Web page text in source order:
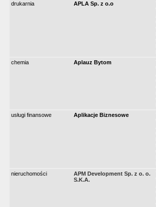
drukarnia
APLA Sp. z o.o
chemia
Aplauz Bytom
usługi finansowe
Aplikacje Biznesowe
nieruchomości
APM Development Sp. z o. o.
S.K.A.